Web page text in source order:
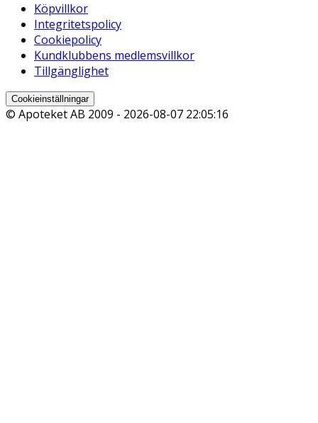
Köpvillkor
Integritetspolicy
Cookiepolicy
Kundklubbens medlemsvillkor
Tillgänglighet
Cookieinställningar
© Apoteket AB 2009 - 2026-08-07 22:05:16